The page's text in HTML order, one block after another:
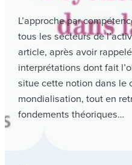
L’approche par
tous les secteurs de
article, après avoir
interprétations dont fait
situe cette notion dans le
mondialisation, tout en
fondements théoriques…